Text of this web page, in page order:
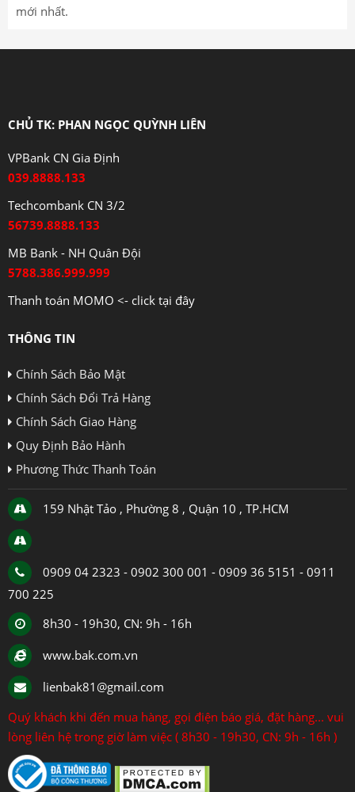
mới nhất.
CHỦ TK: PHAN NGỌC QUỲNH LIÊN
VPBank CN Gia Định
039.8888.133
Techcombank CN 3/2
56739.8888.133
MB Bank - NH Quân Đội
5788.386.999.999
Thanh toán MOMO <- click tại đây
THÔNG TIN
Chính Sách Bảo Mật
Chính Sách Đổi Trả Hàng
Chính Sách Giao Hàng
Quy Định Bảo Hành
Phương Thức Thanh Toán
159 Nhật Tảo , Phường 8 , Quận 10 , TP.HCM
0909 04 2323 - 0902 300 001 - 0909 36 5151 - 0911
700 225
8h30 - 19h30, CN: 9h - 16h
www.bak.com.vn
lienbak81@gmail.com
Quý khách khi đến mua hàng, gọi điện báo giá, đặt hàng... vui
lòng liên hệ trong giờ làm việc ( 8h30 - 19h30, CN: 9h - 16h )